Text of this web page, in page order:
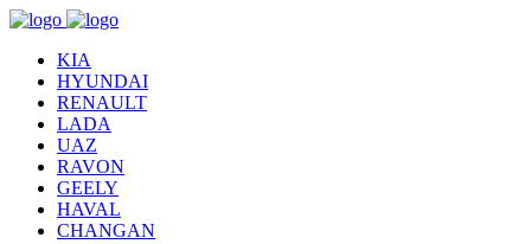
KIA
HYUNDAI
RENAULT
LADA
UAZ
RAVON
GEELY
HAVAL
CHANGAN